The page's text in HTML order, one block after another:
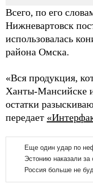
Всего, по его
Нижневартовск
использовалась
района Омска.
«Вся продукция,
Ханты-Мансийске
остатки
передает